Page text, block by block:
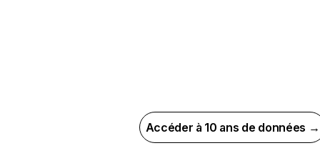
Accéder à 10 ans de données →